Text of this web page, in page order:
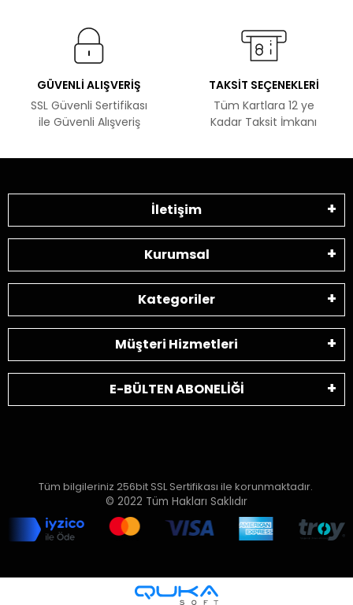
GÜVENLİ ALIŞVERİŞ
SSL Güvenli Sertifikası
ile Güvenli Alışveriş
TAKSİT SEÇENEKLERİ
Tüm Kartlara 12 ye
Kadar Taksit İmkanı
İletişim
Kurumsal
Kategoriler
Müşteri Hizmetleri
E-BÜLTEN ABONELİĞİ
Tüm bilgileriniz 256bit SSL Sertifikası ile korunmaktadır.
© 2022 Tüm Hakları Saklıdır